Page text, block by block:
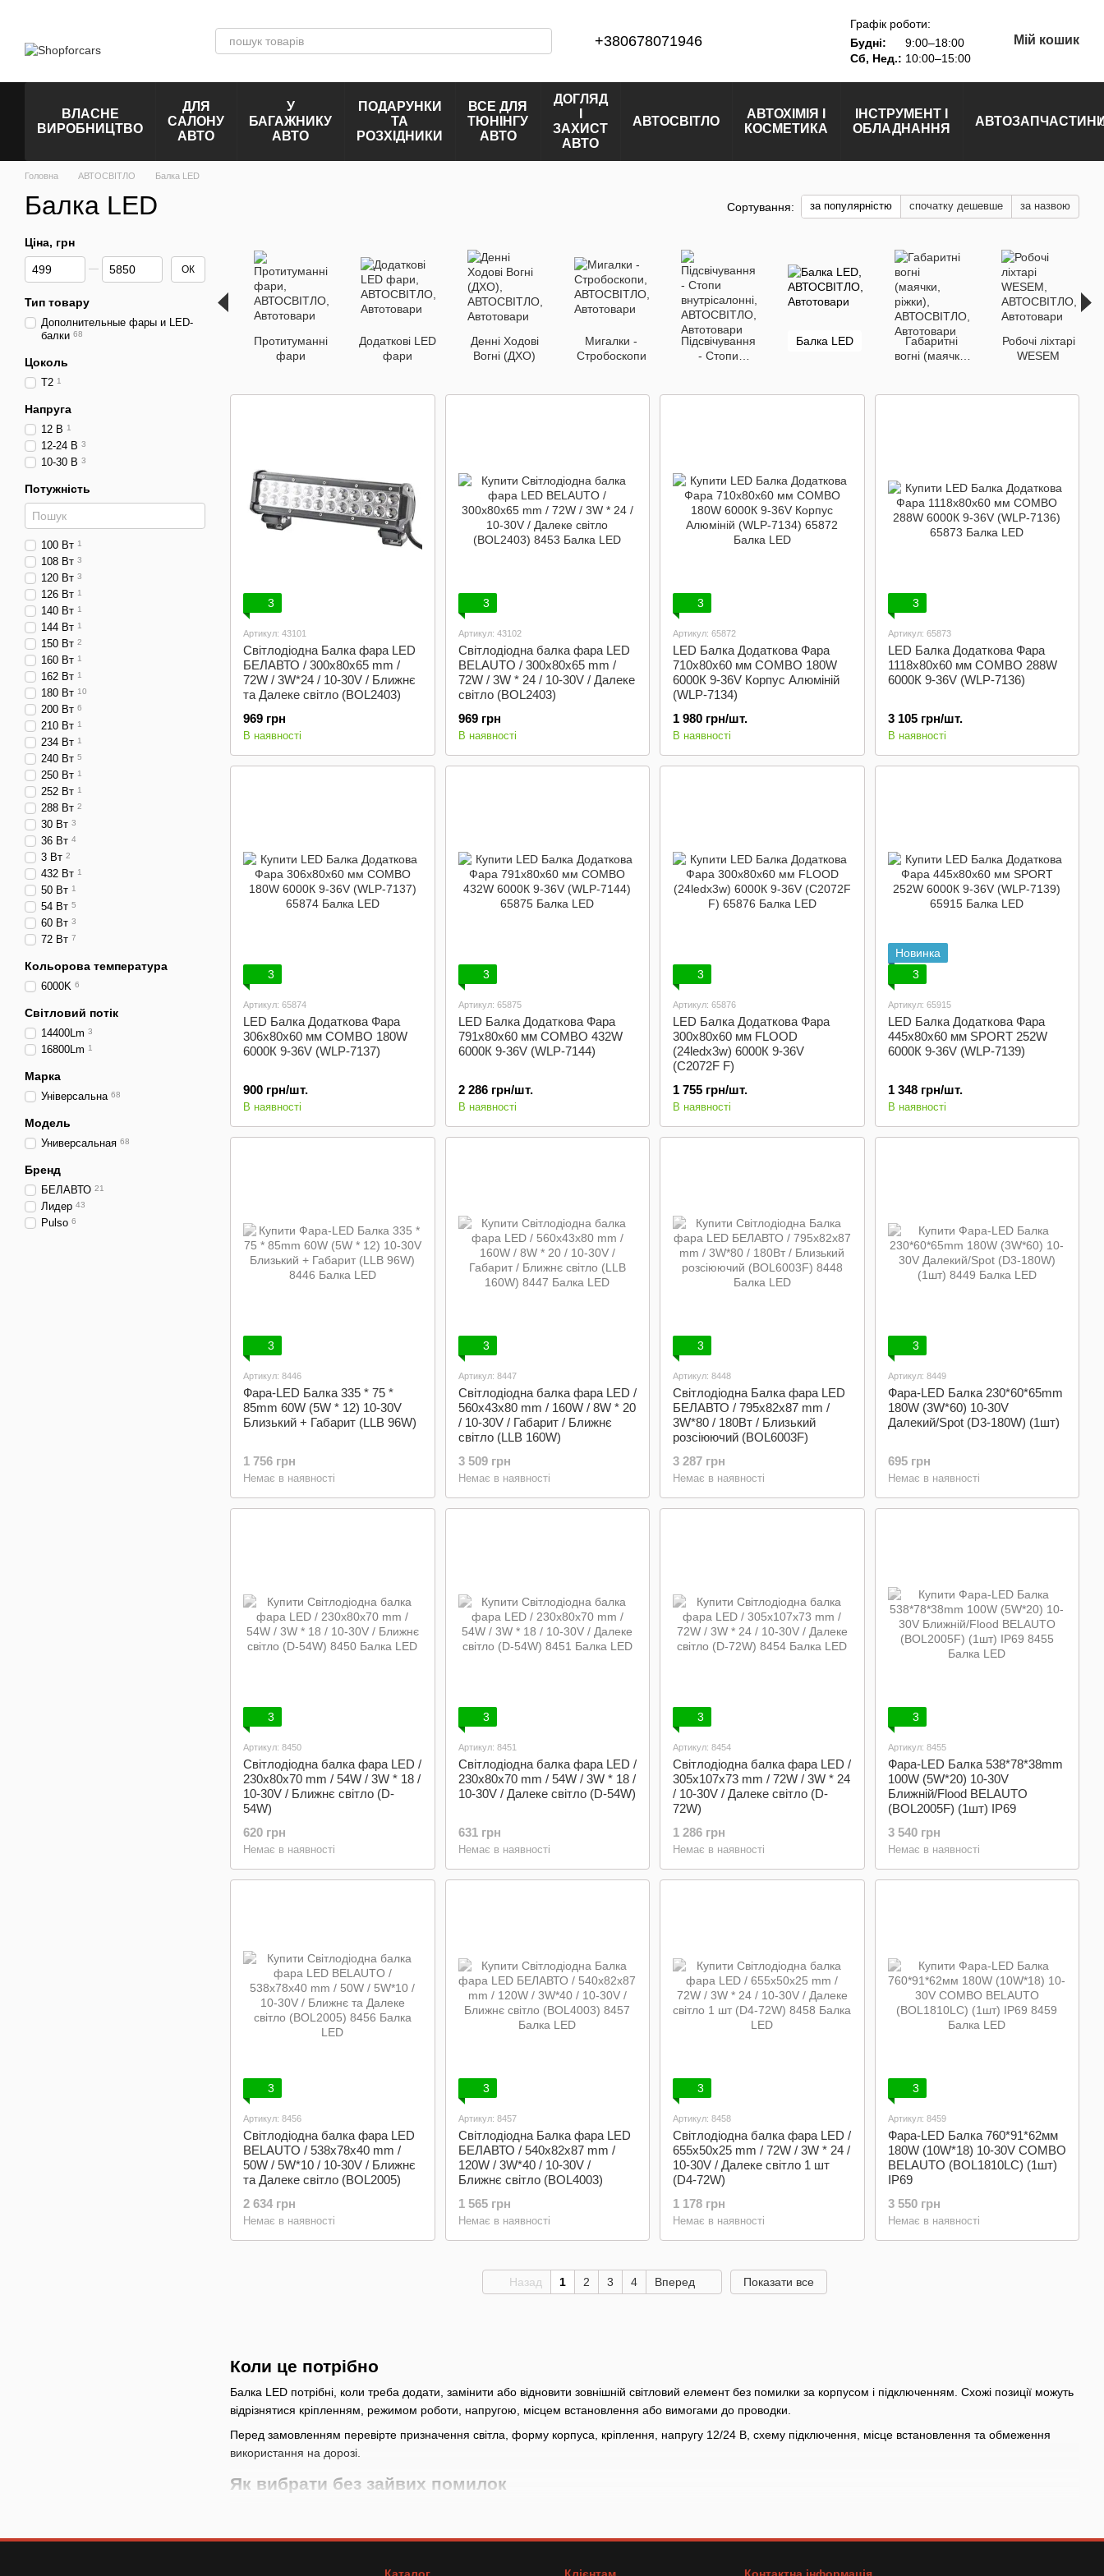
+380678071946
Графік роботи:
Будні:
9:00–18:00
Сб, Нед.: 10:00–15:00
Мій кошик
ВЛАСНЕ
ВИРОБНИЦТВО
ДЛЯ
САЛОНУ
АВТО
У
БАГАЖНИКУ
АВТО
ПОДАРУНКИ
ТА
РОЗХІДНИКИ
ВСЕ ДЛЯ
ТЮНІНГУ
АВТО
ДОГЛЯД
ЗАХИСТ
АВТО
АВТОСВІТЛО
АВТОХІМІЯ І
КОСМЕТИКА
ІНСТРУМЕНТ І
ОБЛАДНАННЯ
Головна АВТОСВІТЛО Балка LED
Балка LED Сортування: за популярністю спочатку дешевше за назвою
Коли це потрібно
Балка LED потрібні, коли треба додати, замінити або відновити зовнішній світловий елемент без помилки за корпусом і підключенням. Схожі позиції можуть
відрізнятися кріпленням, режимом роботи, напругою, місцем встановлення або вимогами до проводки.
Перед замовленням перевірте призначення світла, форму корпуса, кріплення, напругу 12/24 В, схему підключення, місце встановлення та обмеження
використання на дорозі.
Як вибрати без зайвих помилок
Протитуманні
фари
Додаткові LЕD
фари
Денні Ходові
Вогні (ДХО)
Мигалки -
Стробоскопи
Підсвічування
- Стопи
Балка LED
Габаритні
вогні (маячки,
Робочі ліхтарі
WESEM
3
Артикул: 43101
Світлодіодна Балка фара LED
БЕЛАВТО / 300x80x65 mm /
72W / 3W*24 / 10-30V / Ближнє
та Далеке світло (BOL2403)
969 грн
В наявності
3
Артикул: 43102
Світлодіодна балка фара LED
BELAUTO / 300x80x65 mm /
72W / 3W * 24 / 10-30V / Далеке
світло (BOL2403)
969 грн
В наявності
3
Артикул: 65872
LED Балка Додаткова Фара
710x80x60 мм COMBO 180W
6000К 9-36V Корпус Алюміній
(WLP-7134)
1 980 грн/шт.
В наявності
3
Артикул: 65873
LED Балка Додаткова Фара
1118x80x60 мм COMBO 288W
6000К 9-36V (WLP-7136)
3 105 грн/шт.
В наявності
3
Артикул: 65874
LED Балка Додаткова Фара
306x80x60 мм COMBO 180W
6000К 9-36V (WLP-7137)
900 грн/шт.
В наявності
3
Артикул: 65875
LED Балка Додаткова Фара
791x80x60 мм COMBO 432W
6000К 9-36V (WLP-7144)
2 286 грн/шт.
В наявності
3
Артикул: 65876
LED Балка Додаткова Фара
300x80x60 мм FLOOD
(24ledx3w) 6000К 9-36V
(C2072F F)
1 755 грн/шт.
В наявності
Новинка
3
Артикул: 65915
LED Балка Додаткова Фара
445x80x60 мм SPORT 252W
6000К 9-36V (WLP-7139)
1 348 грн/шт.
В наявності
3
Артикул: 8446
Фара-LED Балка 335 * 75 *
85mm 60W (5W * 12) 10-30V
Близький + Габарит (LLB 96W)
1 756 грн
Немає в наявності
3
Артикул: 8447
Світлодіодна балка фара LED /
560x43x80 mm / 160W / 8W * 20
/ 10-30V / Габарит / Ближнє
світло (LLB 160W)
3 509 грн
Немає в наявності
3
Артикул: 8448
Світлодіодна Балка фара LED
БЕЛАВТО / 795x82x87 mm /
3W*80 / 180Вт / Близький
розсіюючий (BOL6003F)
3 287 грн
Немає в наявності
3
Артикул: 8449
Фара-LED Балка 230*60*65mm
180W (3W*60) 10-30V
Далекий/Spot (D3-180W) (1шт)
695 грн
Немає в наявності
3
Артикул: 8450
Світлодіодна балка фара LED /
230x80x70 mm / 54W / 3W * 18 /
10-30V / Ближнє світло (D-
54W)
620 грн
Немає в наявності
3
Артикул: 8451
Світлодіодна балка фара LED /
230x80x70 mm / 54W / 3W * 18 /
10-30V / Далеке світло (D-54W)
631 грн
Немає в наявності
3
Артикул: 8454
Світлодіодна балка фара LED /
305x107x73 mm / 72W / 3W * 24
/ 10-30V / Далеке світло (D-
72W)
1 286 грн
Немає в наявності
3
Артикул: 8455
Фара-LED Балка 538*78*38mm
100W (5W*20) 10-30V
Ближній/Flood BELAUTO
(BOL2005F) (1шт) IP69
3 540 грн
Немає в наявності
3
Артикул: 8456
Світлодіодна балка фара LED
BELAUTO / 538x78x40 mm /
50W / 5W*10 / 10-30V / Ближнє
та Далеке світло (BOL2005)
2 634 грн
Немає в наявності
3
Артикул: 8457
Світлодіодна Балка фара LED
БЕЛАВТО / 540x82x87 mm /
120W / 3W*40 / 10-30V /
Ближнє світло (BOL4003)
1 565 грн
Немає в наявності
3
Артикул: 8458
Світлодіодна балка фара LED /
655x50x25 mm / 72W / 3W * 24 /
10-30V / Далеке світло 1 шт
(D4-72W)
1 178 грн
Немає в наявності
3
Артикул: 8459
Фара-LED Балка 760*91*62мм
180W (10W*18) 10-30V COMBO
BELAUTO (BOL1810LC) (1шт)
IP69
3 550 грн
Немає в наявності
Назад 1 2 3 4 Вперед Показати все
Ціна, грн
Від Ціна, грн
До Ціна, грн ОК
Тип товару
Дополнительные фары и LED-
балки 68
Цоколь
T2 1
Напруга
12 В 1
12-24 В 3
10-30 В 3
Потужність
100 Вт 1
108 Вт 3
120 Вт 3
126 Вт 1
140 Вт 1
144 Вт 1
150 Вт 2
160 Вт 1
162 Вт 1
180 Вт 10
200 Вт 6
210 Вт 1
234 Вт 1
240 Вт 5
250 Вт 1
252 Вт 1
288 Вт 2
30 Вт 3
36 Вт 4
3 Вт 2
432 Вт 1
50 Вт 1
54 Вт 5
60 Вт 3
72 Вт 7
Кольорова температура
6000K 6
Світловий потік
14400Lm 3
16800Lm 1
Марка
Універсальна 68
Модель
Универсальная 68
Бренд
БЕЛАВТО 21
Лидер 43
Pulso 6